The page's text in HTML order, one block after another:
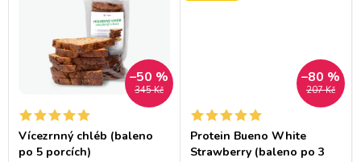
345 Kč
–50 %
Vícezrnný chléb (baleno
po 5 porcích)
207 Kč
–80 %
Protein Bueno White
Strawberry (baleno po 3